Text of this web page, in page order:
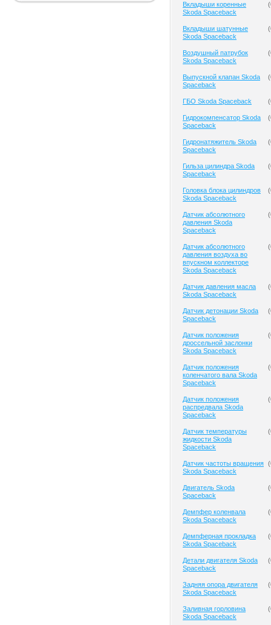
Вкладыши коренные
Skoda Spaceback
(
Вкладыши шатунные
Skoda Spaceback
(
Воздушный патрубок
Skoda Spaceback
(
Выпускной клапан Skoda
Spaceback
(
ГБО Skoda Spaceback (
Гидрокомпенсатор Skoda
Spaceback
(
Гидронатяжитель Skoda
Spaceback
(
Гильза цилиндра Skoda
Spaceback
(
Головка блока цилиндров
Skoda Spaceback
(
Датчик абсолютного
давления Skoda
Spaceback
(
Датчик абсолютного
давления воздуха во
впускном коллекторе
Skoda Spaceback
(
Датчик давления масла
Skoda Spaceback
(
Датчик детонации Skoda
Spaceback
(
Датчик положения
дроссельной заслонки
Skoda Spaceback
(
Датчик положения
коленчатого вала Skoda
Spaceback
(
Датчик положения
распредвала Skoda
Spaceback
(
Датчик температуры
жидкости Skoda
Spaceback
(
Датчик частоты вращения
Skoda Spaceback
(
Двигатель Skoda
Spaceback
(
Демпфер коленвала
Skoda Spaceback
(
Демпферная прокладка
Skoda Spaceback
(
Детали двигателя Skoda
Spaceback
(
Задняя опора двигателя
Skoda Spaceback
(
Заливная горловина
Skoda Spaceback
(